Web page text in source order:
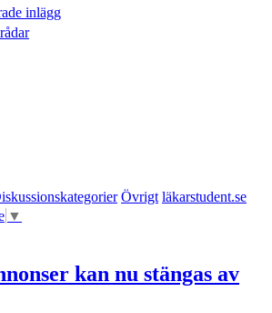
inlägg
Övrigt läkarstudent.se
▼
kan nu stängas av